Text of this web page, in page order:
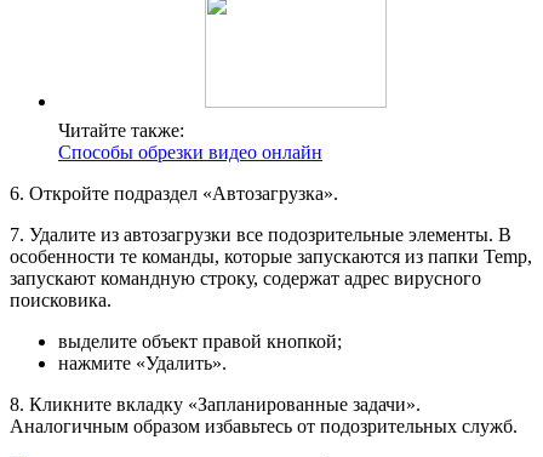
Читайте также:
Способы обрезки видео онлайн
6. Откройте подраздел «Автозагрузка».
7. Удалите из автозагрузки все подозрительные элементы. В
особенности те команды, которые запускаются из папки Temp,
запускают командную строку, содержат адрес вирусного
поисковика.
выделите объект правой кнопкой;
нажмите «Удалить».
8. Кликните вкладку «Запланированные задачи».
Аналогичным образом избавьтесь от подозрительных служб.